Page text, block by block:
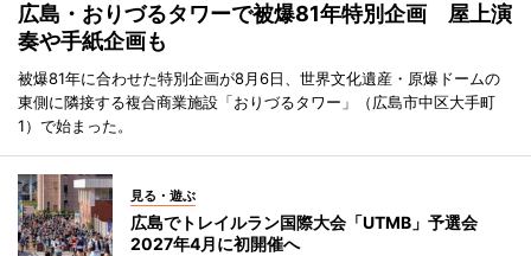
広島・おりづるタワーで被爆81年特別企画 屋上演
奏や手紙企画も
被爆81年に合わせた特別企画が8月6日、世界文化遺産・原爆ドームの
東側に隣接する複合商業施設「おりづるタワー」（広島市中区大手町
1）で始まった。
見る・遊ぶ
広島でトレイルラン国際大会「UTMB」予選会
2027年4月に初開催へ